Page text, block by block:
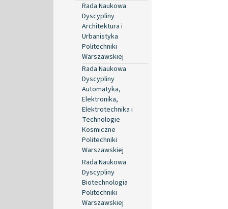
Rada Naukowa
Dyscypliny
Architektura i
Urbanistyka
Politechniki
Warszawskiej
Rada Naukowa
Dyscypliny
Automatyka,
Elektronika,
Elektrotechnika i
Technologie
Kosmiczne
Politechniki
Warszawskiej
Rada Naukowa
Dyscypliny
Biotechnologia
Politechniki
Warszawskiej